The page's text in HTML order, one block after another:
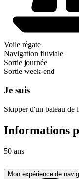
Voile régate
Navigation fluviale
Sortie journée
Sortie week-end
Je suis
Skipper d'un bateau de
Informations
50 ans
Mon expérience de